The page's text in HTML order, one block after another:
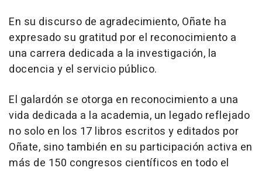
En su discurso de agradecimiento, Oñate ha
expresado su gratitud por el reconocimiento a
una carrera dedicada a la investigación, la
docencia y el servicio público.
El galardón se otorga en reconocimiento a una
vida dedicada a la academia, un legado reflejado
no solo en los 17 libros escritos y editados por
Oñate, sino también en su participación activa en
más de 150 congresos científicos en todo el